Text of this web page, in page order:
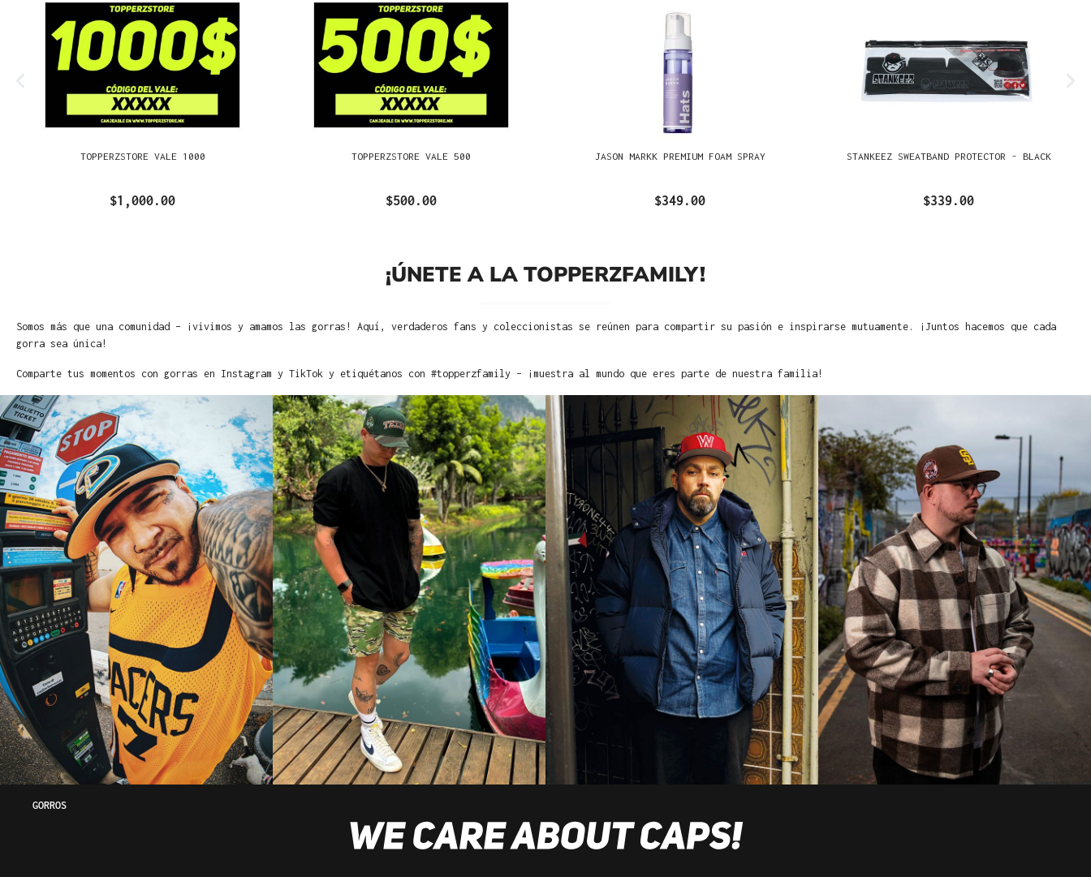
TOPPERZSTORE VALE 1000
$1,000.00
TOPPERZSTORE VALE 500
$500.00
JASON MARKK PREMIUM FOAM SPRAY
$349.00
STANKEEZ SWEATBAND PROTECTOR - BLACK
$339.00
¡ÚNETE A LA TOPPERZFAMILY!
Somos más que una comunidad – ¡vivimos y amamos las gorras! Aquí, verdaderos fans y coleccionistas se reúnen para compartir su pasión e inspirarse mutuamente. ¡Juntos hacemos que cada
gorra sea única!
Comparte tus momentos con gorras en Instagram y TikTok y etiquétanos con #topperzfamily – ¡muestra al mundo que eres parte de nuestra familia!
GORROS